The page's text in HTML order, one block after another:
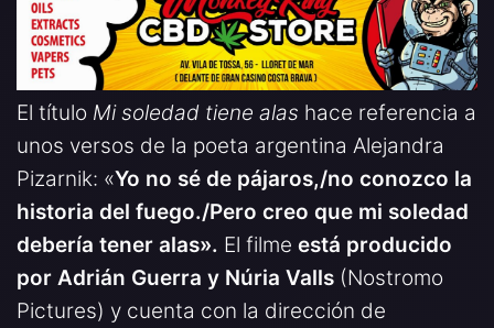
El título Mi soledad tiene alas hace referencia a
unos versos de la poeta argentina Alejandra
Pizarnik: «Yo no sé de pájaros,/no conozco la
historia del fuego./Pero creo que mi soledad
debería tener alas». El filme está producido
por Adrián Guerra y Núria Valls (Nostromo
Pictures) y cuenta con la dirección de